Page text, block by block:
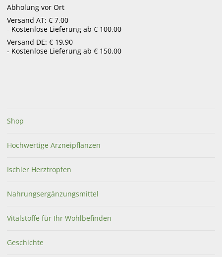
bestellbar
€29,90
Abholung vor Ort
Versand AT: € 7,00
- Kostenlose Lieferung ab € 100,00
Versand DE: € 19,90
- Kostenlose Lieferung ab € 150,00
Shop
Hochwertige Arzneipflanzen
Ischler Herztropfen
Nahrungsergänzungsmittel
Vitalstoffe für Ihr Wohlbefinden
Geschichte